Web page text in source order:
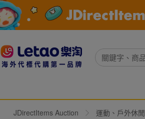
JDirectItems Auction 運動、戶外休閒